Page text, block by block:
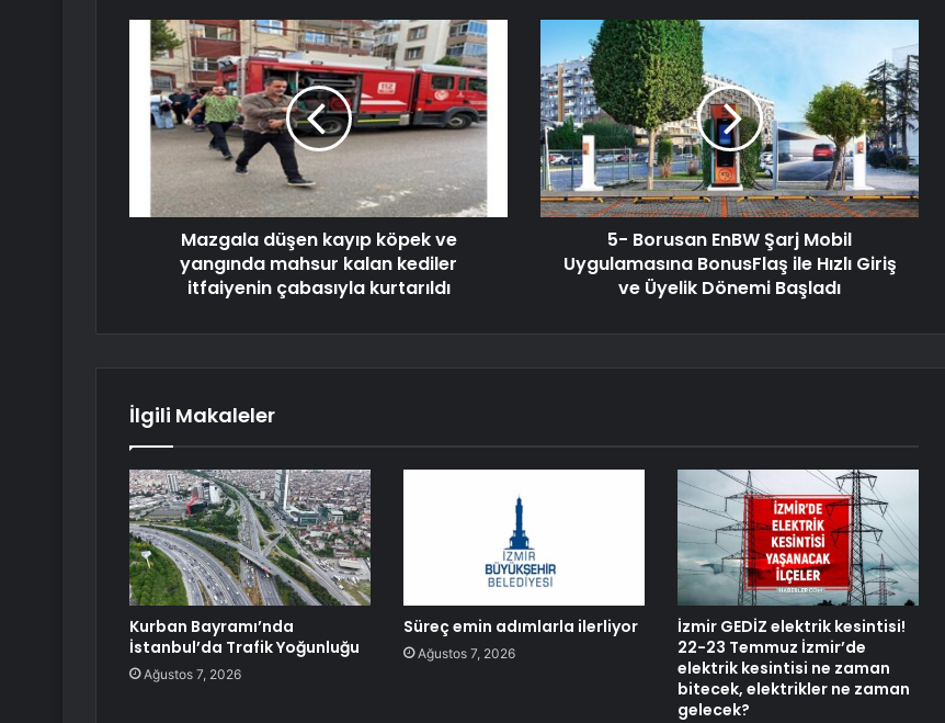
Mazgala düşen kayıp köpek ve
yangında mahsur kalan kediler
itfaiyenin çabasıyla kurtarıldı
5- Borusan EnBW Şarj Mobil
Uygulamasına BonusFlaş ile Hızlı Giriş
ve Üyelik Dönemi Başladı
İlgili Makaleler
Kurban Bayramı’nda
İstanbul’da Trafik Yoğunluğu
Ağustos 7, 2026
Süreç emin adımlarla ilerliyor
Ağustos 7, 2026
İzmir GEDİZ elektrik kesintisi!
22-23 Temmuz İzmir’de
elektrik kesintisi ne zaman
bitecek, elektrikler ne zaman
gelecek?